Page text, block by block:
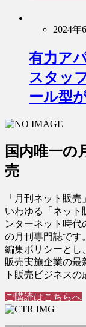
2024年
有力ア
スタッ
ール型
国内唯一
売
「月刊ネット販
いわゆる「ネット
ンターネット時代
の月刊専門誌です
編集ポリシーとし
販売実施企業の最
ト販売ビジネス
ご購読はこちらへ